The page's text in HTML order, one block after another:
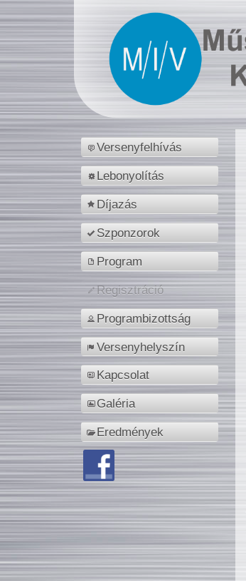
Versenyfelhívás
Lebonyolítás
Díjazás
Szponzorok
Program
Regisztráció
Programbizottság
Versenyhelyszín
Kapcsolat
Galéria
Eredmények